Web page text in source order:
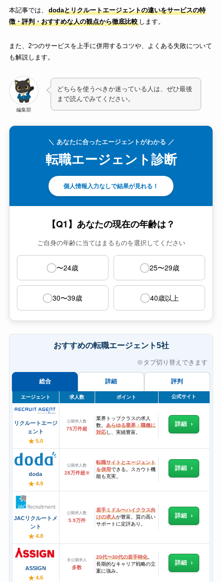
本記事では、
dodaとリクルートエージェントの違いをサービスの特
徴・評判・おすすめな人の観点から徹底比較します。
また、2つのサービスを上手に併用するコツや、よくある失敗について
も解説します。
編集部
どちらを使うべきか迷っている人は、ぜひ最後
まで読んでみてください。
＼ あなたに合ったエージェントがわかる ／
転職エージェント診断
個人情報入力なしで結果が見れる！
【Q1】あなたの現在の年齢は？
ご自身の年齢に当てはまるものを選択してください
〜24歳 25〜29歳
30〜39歳 40歳以上
おすすめの転職エージェント5社
※タブ切り替えできます
総合 詳細 評判
エージェント 求人数 ポイント 公式サイト
リクルートエージ
ェント
★5.0
公開求人数
75万件超
業界トップクラスの求人
数。あらゆる業界・職種に
対応 し、実績豊富。
詳細
doda
★4.9
公開求人数
28万件超 ※
転職サイトとエージェント
を併用できる。スカウト機
能も充実。
詳細
JACリクルートメ
ント
★4.8
公開求人数
5.9万件
若手ミドル〜ハイクラス向
けの求人が豊富。質の高い
サポートに定評あり。
詳細
ASSIGN
★4.6
非公開求人
多数
20代〜30代の若手特化。
長期的なキャリア戦略の立
案に強み。
詳細